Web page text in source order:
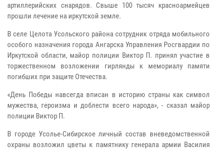
артиллерийских снарядов. Свыше 100 тысяч красноармейцев
прошли лечение на иркутской земле.
В селе Целота Усольского района сотрудник отряда мобильного
особого назначения города Ангарска Управления Росгвардии по
Иркутской области, майор полиции Виктор П. принял участие в
торжественном возложении гирлянды к мемориалу памяти
погибших при защите Отечества.
«День Победы навсегда вписан в историю страны как символ
мужества, героизма и доблести всего народа», - сказал майор
полиции Виктор П.
В городе Усолье-Сибирское личный состав вневедомственной
охраны возложил цветы к памятнику генерала армии Василия